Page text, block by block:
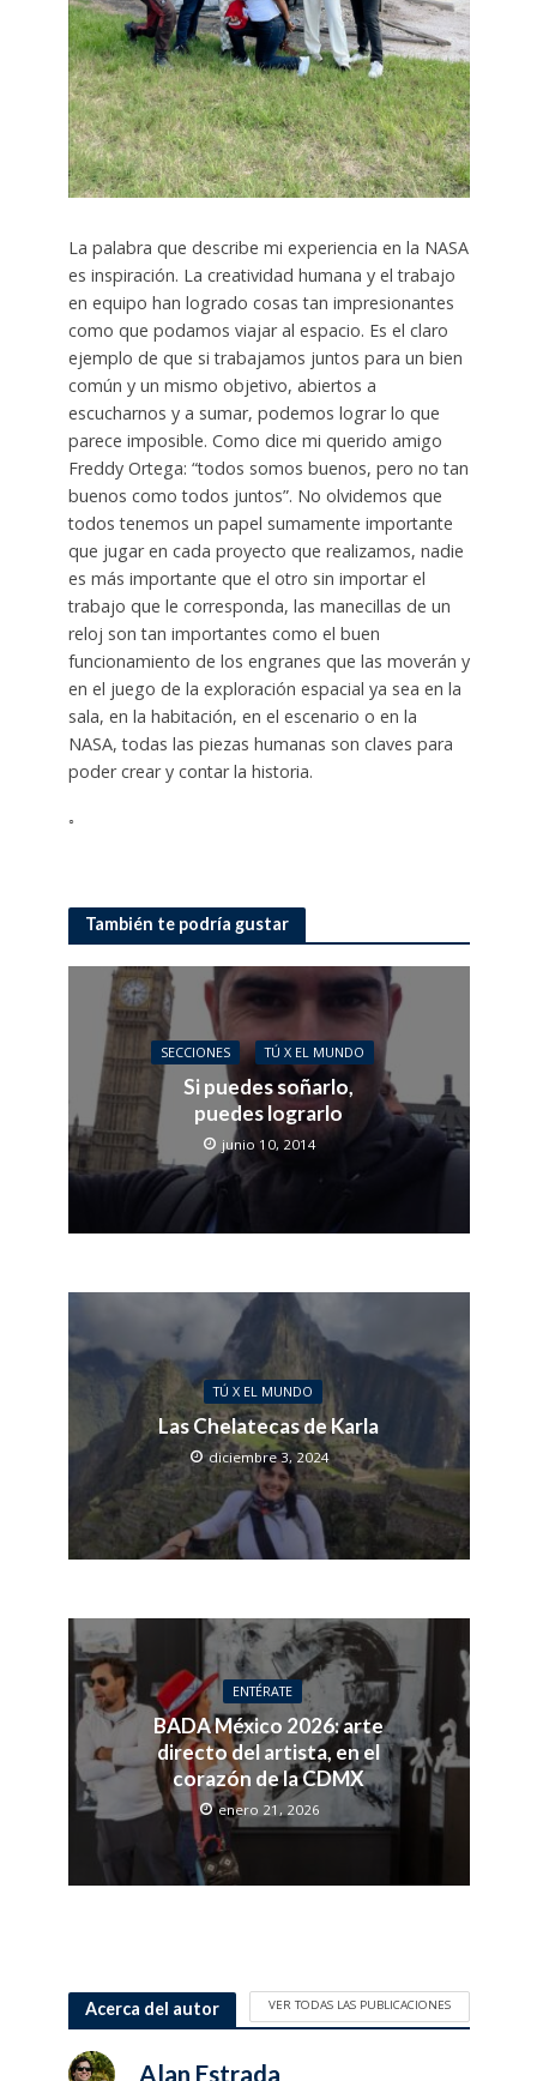
La palabra que describe mi experiencia en la NASA
es inspiración. La creatividad humana y el trabajo
en equipo han logrado cosas tan impresionantes
como que podamos viajar al espacio. Es el claro
ejemplo de que si trabajamos juntos para un bien
común y un mismo objetivo, abiertos a
escucharnos y a sumar, podemos lograr lo que
parece imposible. Como dice mi querido amigo
Freddy Ortega: “todos somos buenos, pero no tan
buenos como todos juntos”. No olvidemos que
todos tenemos un papel sumamente importante
que jugar en cada proyecto que realizamos, nadie
es más importante que el otro sin importar el
trabajo que le corresponda, las manecillas de un
reloj son tan importantes como el buen
funcionamiento de los engranes que las moverán y
en el juego de la exploración espacial ya sea en la
sala, en la habitación, en el escenario o en la
NASA, todas las piezas humanas son claves para
poder crear y contar la historia.
◦
También te podría gustar
SECCIONES TÚ X EL MUNDO
Si puedes soñarlo,
puedes lograrlo
junio 10, 2014
TÚ X EL MUNDO
Las Chelatecas de Karla
diciembre 3, 2024
ENTÉRATE
BADA México 2026: arte
directo del artista, en el
corazón de la CDMX
enero 21, 2026
Acerca del autor VER TODAS LAS PUBLICACIONES
Alan Estrada